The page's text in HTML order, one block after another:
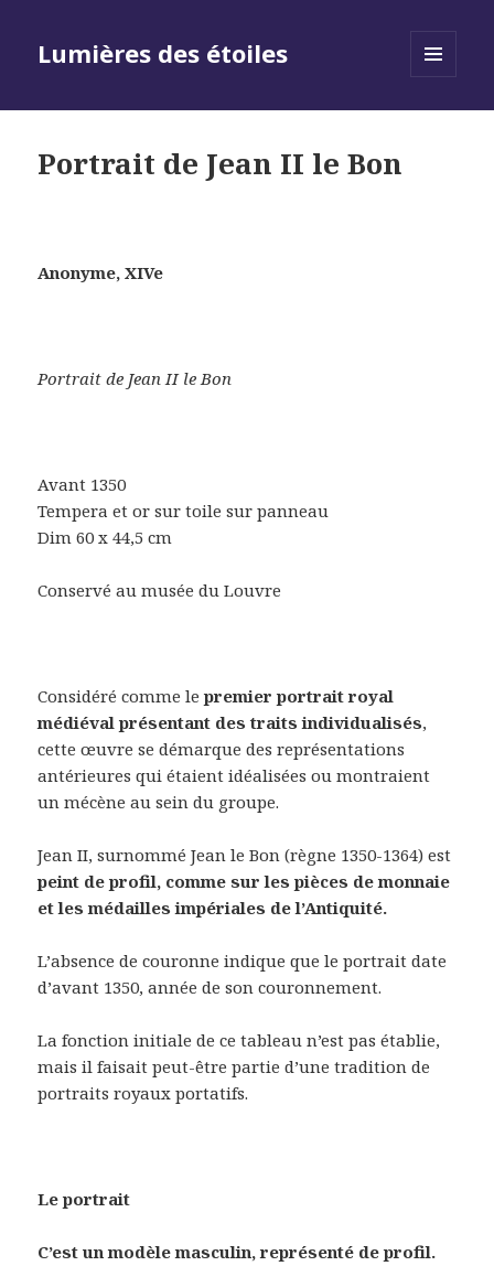
Lumières des étoiles
Portrait de Jean II le Bon
Anonyme, XIVe
Portrait de Jean II le Bon
Avant 1350
Tempera et or sur toile sur panneau
Dim 60 x 44,5 cm
Conservé au musée du Louvre
Considéré comme lepremier portrait royal
médiéval présentant des traits individualisés,
cette œuvre se démarque des représentations
antérieures qui étaient idéalisées ou montraient
un mécène au sein du groupe.
Jean II, surnommé Jean le Bon (règne 1350-1364) est
peint de profil, comme sur les pièces de monnaie
et les médailles impériales de l’Antiquité.
L’absence de couronne indique que le portrait date
d’avant 1350, année de son couronnement.
La fonction initiale de ce tableau n’est pas établie,
mais il faisait peut-être partie d’une tradition de
portraits royaux portatifs.
Le portrait
C’est un modèle masculin, représenté de profil.